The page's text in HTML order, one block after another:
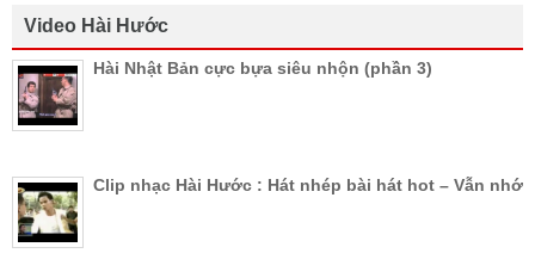
Video Hài Hước
Hài Nhật Bản cực bựa siêu nhộn (phần 3)
Clip nhạc Hài Hước : Hát nhép bài hát hot – Vẫn nhớ